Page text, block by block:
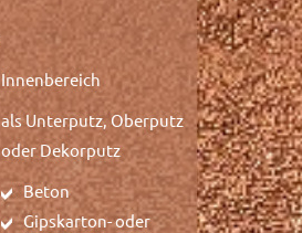
Innenbereich
als Unterputz, Oberputz
oder Dekorputz
Beton
Gipskarton- oder